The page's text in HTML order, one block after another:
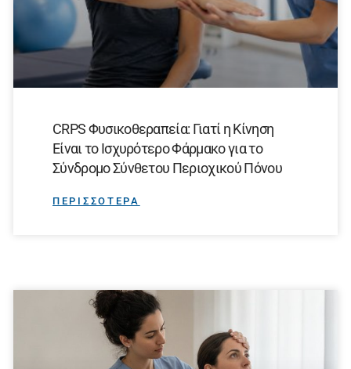
CRPS Φυσικοθεραπεία: Γιατί η Κίνηση
Είναι το Ισχυρότερο Φάρμακο για το
Σύνδρομο Σύνθετου Περιοχικού Πόνου
ΠΕΡΙΣΣΟΤΕΡΑ